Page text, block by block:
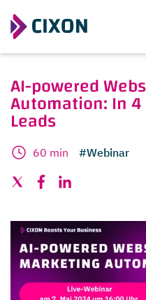
AI-powered
Automation: In
Leads
60 min #Webinar